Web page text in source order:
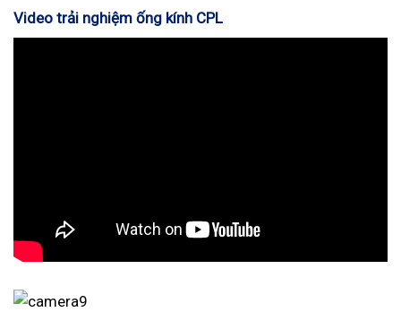
Video trải nghiệm ống kính CPL